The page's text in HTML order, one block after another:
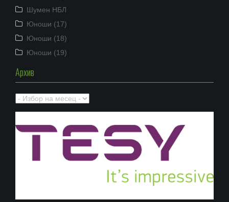
Шумен НБЛ
Юноши (17)
Юноши (18)
Юноши (19)
Архив
Архив